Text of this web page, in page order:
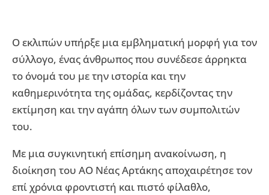
Ο εκλιπών υπήρξε μια εμβληματική μορφή για τον
σύλλογο, ένας άνθρωπος που συνέδεσε άρρηκτα
το όνομά του με την ιστορία και την
καθημερινότητα της ομάδας, κερδίζοντας την
εκτίμηση και την αγάπη όλων των συμπολιτών
του.
Με μια συγκινητική επίσημη ανακοίνωση, η
διοίκηση του ΑΟ Νέας Αρτάκης αποχαιρέτησε τον
επί χρόνια φροντιστή και πιστό φίλαθλο,